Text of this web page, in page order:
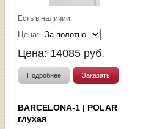
Есть в наличии.
Цена:
Цена: 14085 руб.
Подробнее Заказать
BARCELONA-1 | POLAR
глухая